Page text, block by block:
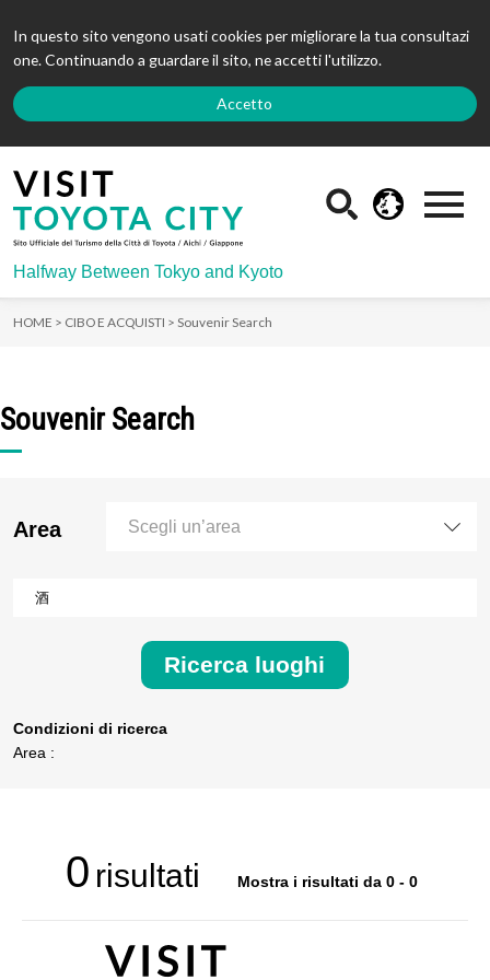
In questo sito vengono usati cookies per migliorare la tua consultazi
one. Continuando a guardare il sito, ne accetti l'utilizzo.
Accetto
Halfway Between Tokyo and Kyoto
HOME > CIBO E ACQUISTI > Souvenir Search
Souvenir Search
Area Scegli un’area
Ricerca luoghi
Condizioni di ricerca
Area :
0 risultati Mostra i risultati da 0 - 0